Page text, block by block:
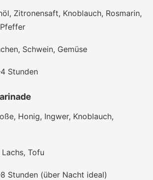
Zitronensaft, Knoblauch, Rosmarin,
Schwein, Gemüse
Stunden
Honig, Ingwer, Knoblauch,
Lachs, Tofu
Stunden (über Nacht ideal)